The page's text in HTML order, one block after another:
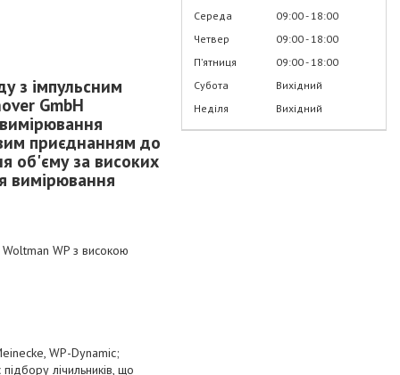
з імпульсним
GmbH
приєднанням до
об'єму за високих
вимірювання
Woltman WP з високою
WP-Dynamic;
лічильників, що
Середа
09:00 18:00
Четвер
09:00 18:00
Пʼятниця
09:00 18:00
Субота
Вихідний
Неділя
Вихідний